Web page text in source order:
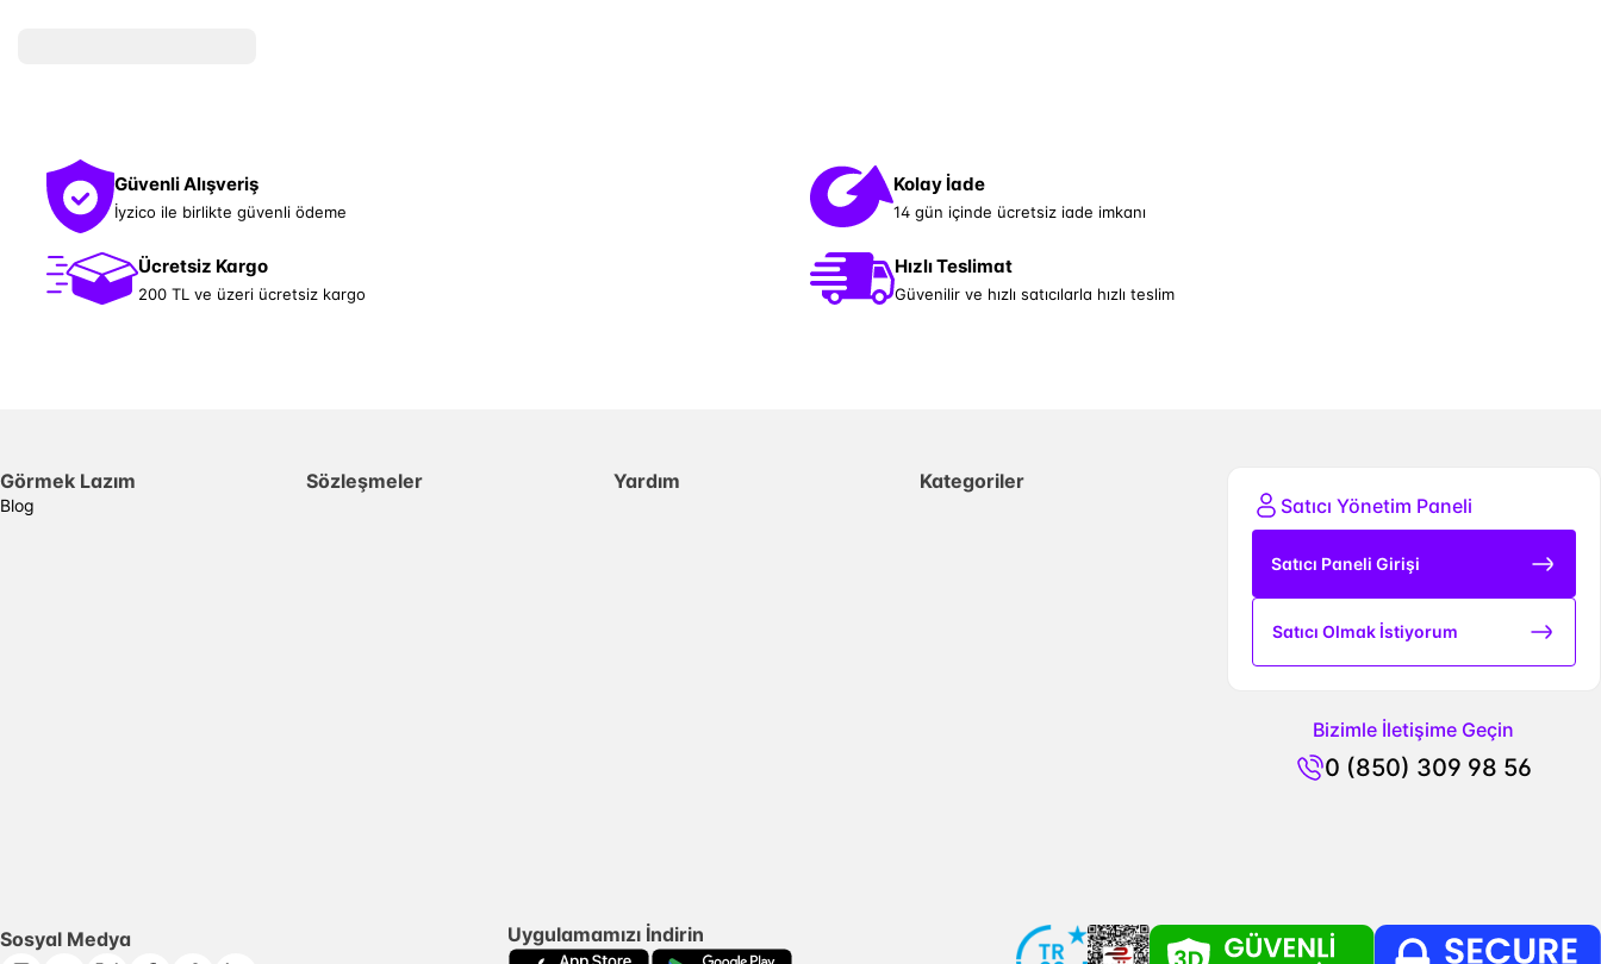
Güvenli Alışveriş
İyzico ile birlikte güvenli ödeme
Kolay İade
14 gün içinde ücretsiz iade imkanı
Ücretsiz Kargo
200 TL ve üzeri ücretsiz kargo
Hızlı Teslimat
Güvenilir ve hızlı satıcılarla hızlı teslim
Görmek Lazım
Blog
Sözleşmeler Yardım
Kategoriler
Satıcı Yönetim Paneli
Satıcı Paneli Girişi
Satıcı Olmak İstiyorum
Bizimle İletişime Geçin
0 (850) 309 98 56
Sosyal Medya Uygulamamızı İndirin